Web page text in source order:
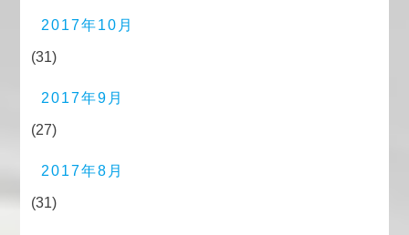
2017年10月
(31)
2017年9月
(27)
2017年8月
(31)